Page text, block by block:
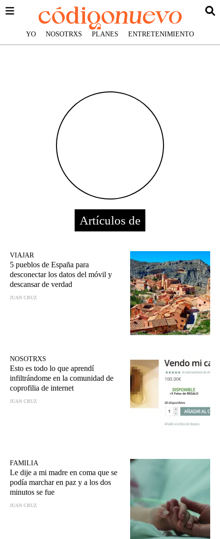
YO NOSOTRXS PLANES ENTRETENIMIENTO
Artículos de
VIAJAR
5 pueblos de España para
desconectar los datos del móvil y
descansar de verdad
JUAN CRUZ
NOSOTRXS
Esto es todo lo que aprendí
infiltrándome en la comunidad de
coprofilia de internet
JUAN CRUZ
FAMILIA
Le dije a mi madre en coma que se
podía marchar en paz y a los dos
minutos se fue
JUAN CRUZ